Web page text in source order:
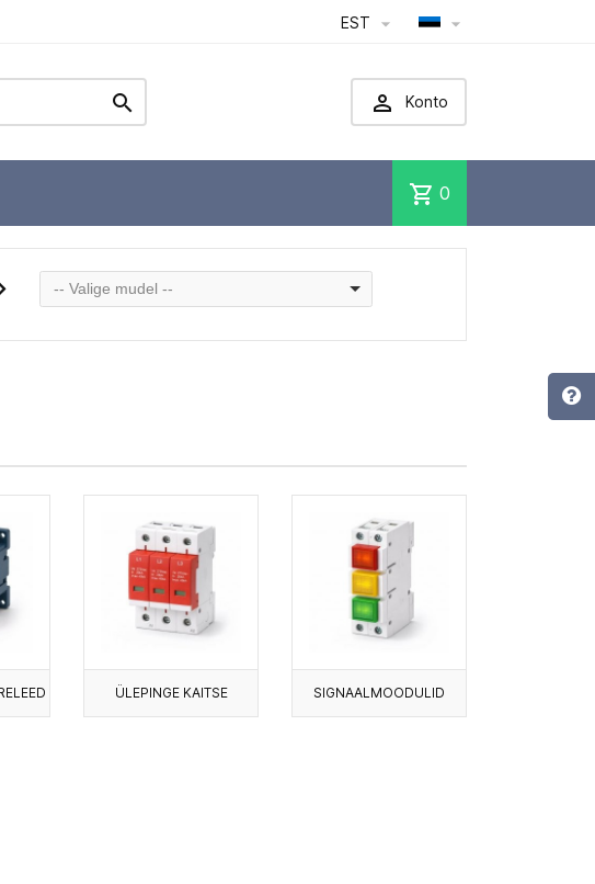
EST  
  Konto
shopping_cart 0
-- Valige mudel --
ÜLEPINGE KAITSE SIGNAALMOODULID